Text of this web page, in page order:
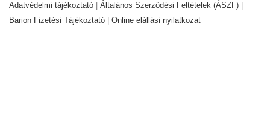
Adatvédelmi tájékoztató
Általános Szerződési Feltételek (ÁSZF)
Barion Fizetési Tájékoztató
Online elállási nyilatkozat